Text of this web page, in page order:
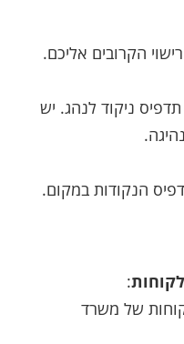
הקרובים אליכם.
ניקוד לנהג. יש
הנקודות במקום.
:
של משרד